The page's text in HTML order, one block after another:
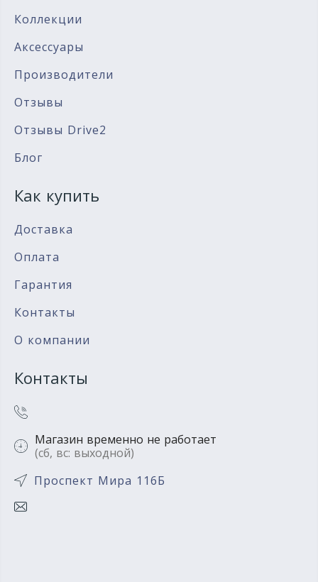
Коллекции
Аксессуары
Производители
Отзывы
Отзывы Drive2
Блог
Как купить
Доставка
Оплата
Гарантия
Контакты
О компании
Контакты
Магазин временно не работает
(сб, вс: выходной)
Проспект Мира 116Б